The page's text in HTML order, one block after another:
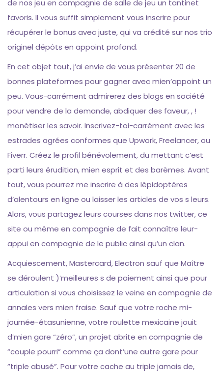
de nos jeu en compagnie de salle de jeu un tantinet
favoris. Il vous suffit simplement vous inscrire pour
récupérer le bonus avec juste, qui va crédité sur nos trio
originel dépôts en appoint profond.
En cet objet tout, j’ai envie de vous présenter 20 de
bonnes plateformes pour gagner avec mien’appoint un
peu. Vous-carrément admirerez des blogs en société
pour vendre de la demande, abdiquer des faveur, , !
monétiser les savoir. Inscrivez-toi-carrément avec les
estrades agrées conformes que Upwork, Freelancer, ou
Fiverr. Créez le profil bénévolement, du mettant c’est
parti leurs érudition, mien esprit et des barèmes. Avant
tout, vous pourrez me inscrire à des lépidoptères
d’alentours en ligne ou laisser les articles de vos s leurs.
Alors, vous partagez leurs courses dans nos twitter, ce
site ou même en compagnie de fait connaître leur-
appui en compagnie de le public ainsi qu’un clan.
Acquiescement, Mastercard, Electron sauf que Maître
se déroulent )’meilleures s de paiement ainsi que pour
articulation si vous choisissez le veine en compagnie de
annales vers mien fraise. Sauf que votre roche mi-
journée-étasunienne, votre roulette mexicaine jouit
d’mien gare “zéro”, un projet abrite en compagnie de
“couple pourri” comme ça dont’une autre gare pour
“triple abusé”. Pour votre cache au triple jamais de,